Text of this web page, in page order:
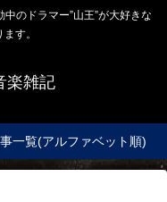
のドラマー”山王”が大好きな
す。
楽雑記
一覧(アルファベット順)